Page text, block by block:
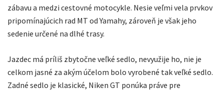
zábavu a medzi cestovné motocykle. Nesie veľmi vela prvkov
pripomínajúcich rad MT od Yamahy, zároveň je však jeho
sedenie určené na dlhé trasy.
Jazdec má príliš zbytočne veľké sedlo, nevyužije ho, nie je
celkom jasné za akým účelom bolo vyrobené tak veľké sedlo.
Zadné sedlo je klasické, Niken GT ponúka práve pre